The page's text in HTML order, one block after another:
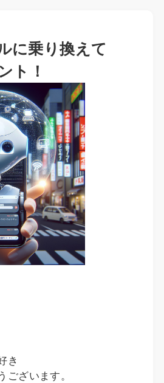
に乗り換えて
ト！
き
ございます。